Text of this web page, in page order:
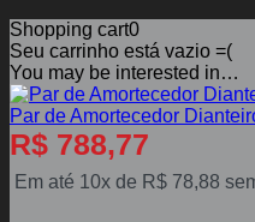
Shopping cart0
Seu carrinho está vazio =(
You may be interested in…
Par de Amortecedor
R$ 788,77
Em até 10x de R$ 78,88